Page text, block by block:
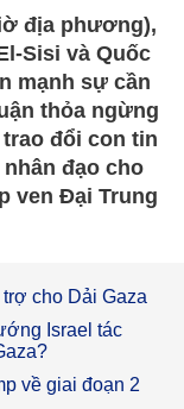
địa phương),
Sisi và Quốc
mạnh sự cần
thỏa ngừng
trao đổi con tin
đạo cho
ven Đại Trung
cho Dải Gaza
Israel tác
về giai đoạn 2